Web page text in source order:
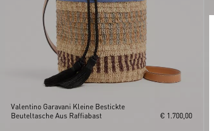
Valentino Garavani Kleine Bestickte
Beuteltasche Aus Raffiabast
€ 1.700,00